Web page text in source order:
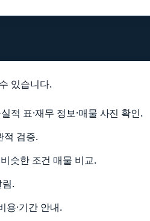
있습니다.
적 표·재무 정보·매물 사진 확인.
적 검증.
슷한 조건 매물 비교.
.
용·기간 안내.